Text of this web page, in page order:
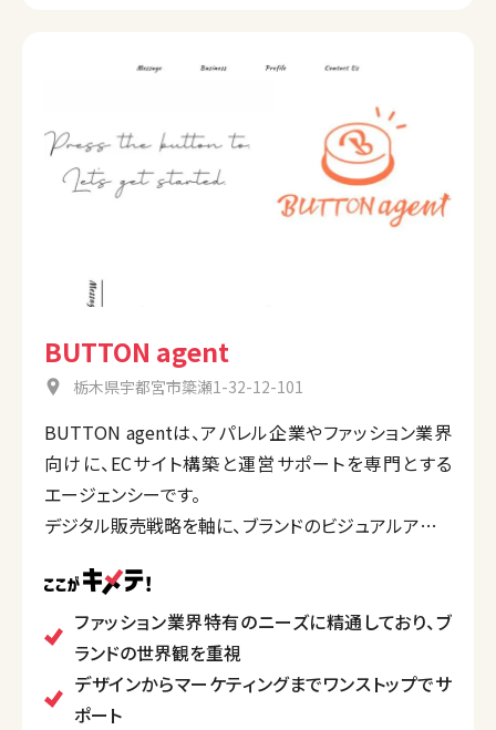
BUTTON agent
栃木県宇都宮市簗瀬1-32-12-101
BUTTON agentは、アパレル企業やファッション業界
向けに、ECサイト構築と運営サポートを専門とする
エージェンシーです。
デジタル販売戦略を軸に、ブランドのビジュアルアイデ
ザインやUX設計を提供します。
特にShopifyを活用した高機能で洗練されたECサイト
を制作し、SEOやマーケティングサポートも行い、ブラ
ンド認知度の向上と売上拡大を目指す企業向けに総
合的なサポートを提供しています。
ファッション業界特有のニーズに精通しており、ブ
ランドの世界観を重視
デザインからマーケティングまでワンストップでサ
ポート